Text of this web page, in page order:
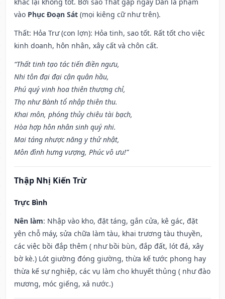
vào Phục Đoạn Sát (mọi kiêng cữ như trên).
Thất: Hỏa Trư (con lợn): Hỏa tinh, sao tốt. Rất tốt cho việc
kinh doanh, hôn nhân, xây cất và chôn cất.
“Thất tinh tạo tác tiến điền ngưu,
Nhi tôn đại đại cận quân hầu,
Phú quý vinh hoa thiên thượng chỉ,
Thọ như Bành tổ nhập thiên thu.
Khai môn, phóng thủy chiêu tài bạch,
Hòa hợp hôn nhân sinh quý nhi.
Mai táng nhược năng y thử nhật,
Môn đình hưng vượng, Phúc vô ưu!”
Thập Nhị Kiến Trừ
Trực Bình
Nên làm: Nhập vào kho, đặt táng, gắn cửa, kê gác, đặt
yên chỗ máy, sửa chữa làm tàu, khai trương tàu thuyền,
các việc bồi đắp thêm ( như bồi bùn, đắp đất, lót đá, xây
bờ kè.) Lót giường đóng giường, thừa kế tước phong hay
thừa kế sự nghiệp, các vụ làm cho khuyết thủng ( như đào
mương, móc giếng, xả nước.)